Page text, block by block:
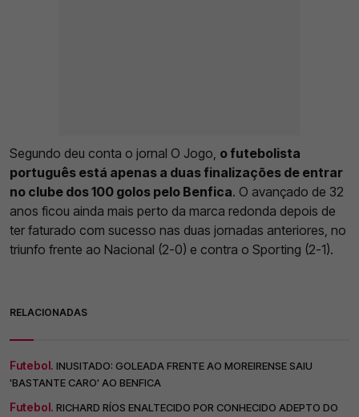
Segundo deu conta o jornal O Jogo, o futebolista
português está apenas a duas finalizações de entrar
no clube dos 100 golos pelo Benfica. O avançado de 32
anos ficou ainda mais perto da marca redonda depois de
ter faturado com sucesso nas duas jornadas anteriores, no
triunfo frente ao Nacional (2-0) e contra o Sporting (2-1).
RELACIONADAS
Futebol. INUSITADO: GOLEADA FRENTE AO MOREIRENSE SAIU
'BASTANTE CARO' AO BENFICA
Futebol. RICHARD RÍOS ENALTECIDO POR CONHECIDO ADEPTO DO